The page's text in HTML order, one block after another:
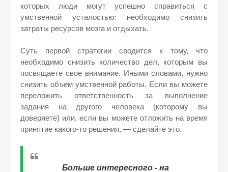
которых люди могут успешно справиться с
умственной усталостью: необходимо снизить
затраты ресурсов мозга и отдыхать.
Суть первой стратегии сводится к тому, что
необходимо снизить количество дел, которым вы
посвящаете свое внимание. Иными словами, нужно
снизить объем умственной работы. Если вы можете
переложить ответственность за выполнение
задания на другого человека (которому вы
доверяете) или, если вы можете отложить на время
принятие какого-то решения, — сделайте это.
Больше интересного - на